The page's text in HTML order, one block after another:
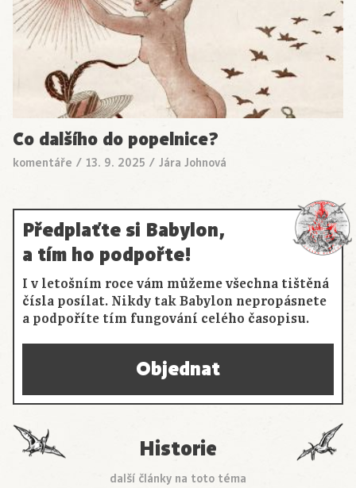
Co dalšího do popelnice?
komentáře / 13. 9. 2025 / Jára Johnová
Předplaťte si Babylon,
a tím ho podpořte!
I v letošním roce vám můžeme všechna tištěná
čísla posílat. Nikdy tak Babylon nepropásnete
a podpoříte tím fungování celého časopisu.
Objednat
Historie
další články na toto téma